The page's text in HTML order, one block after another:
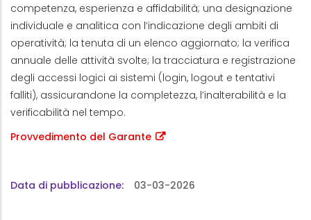
competenza, esperienza e affidabilità; una designazione
individuale e analitica con l’indicazione degli ambiti di
operatività; la tenuta di un elenco aggiornato; la verifica
annuale delle attività svolte; la tracciatura e registrazione
degli accessi logici ai sistemi (login, logout e tentativi
falliti), assicurandone la completezza, l’inalterabilità e la
verificabilità nel tempo.
Provvedimento del Garante
Data di pubblicazione 03-03-2026